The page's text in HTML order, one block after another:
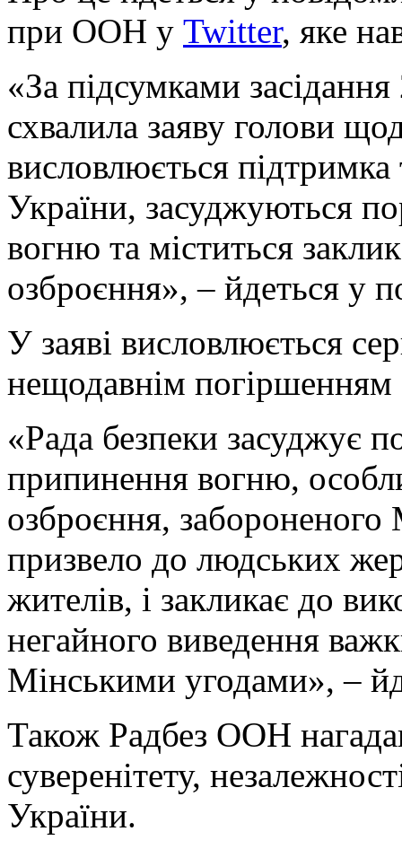
при ООН у Twitter, яке
«За підсумками
схвалила заяву голови
висловлюється підтримка
України, засуджуються
вогню та міститься
озброєння», – йдеться у
У заяві висловлюється
нещодавнім погіршенням
«Рада безпеки засуджує
припинення вогню,
озброєння,
призвело до людських
жителів, і закликає до
негайного виведення
Мінськими угодами», –
Також Радбез ООН
суверенітету,
України.